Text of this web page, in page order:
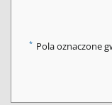
* Pola oznaczone